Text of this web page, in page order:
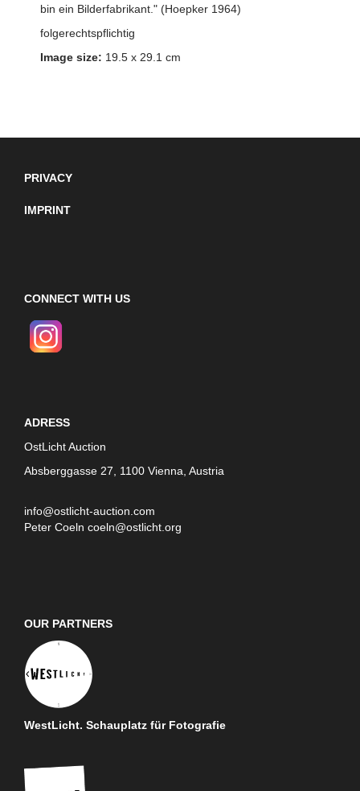
bin ein Bilderfabrikant." (Hoepker 1964)
folgerechtspflichtig
Image size: 19.5 x 29.1 cm
PRIVACY
IMPRINT
CONNECT WITH US
ADRESS
OstLicht Auction
Absberggasse 27, 1100 Vienna, Austria
info@ostlicht-auction.com
Peter Coeln coeln@ostlicht.org
OUR PARTNERS
WestLicht. Schauplatz für Fotografie